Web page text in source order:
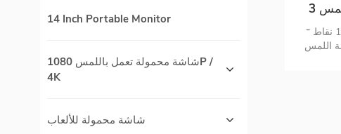
شاشة محمولة تعمل باللمس 3
* شاشة تعمل باللمس بالسعة 10 نقاط
اللمس
14 Inch Portable Monitor
شاشة محمولة تعمل باللمس 1080P /
4K
شاشة محمولة للألعاب